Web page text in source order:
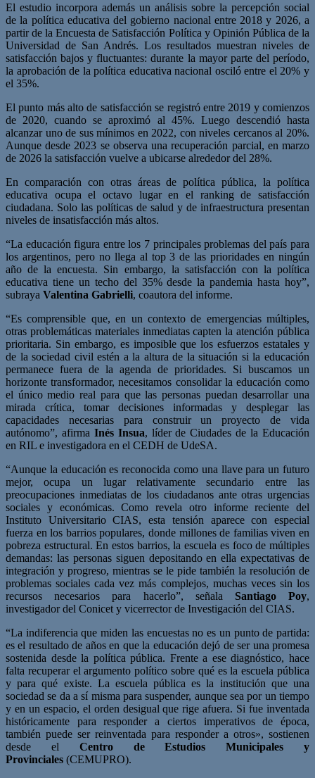
El estudio incorpora además un análisis sobre la percepción social
de la política educativa del gobierno nacional entre 2018 y 2026, a
partir de la Encuesta de Satisfacción Política y Opinión Pública de la
Universidad de San Andrés. Los resultados muestran niveles de
satisfacción bajos y fluctuantes: durante la mayor parte del período,
la aprobación de la política educativa nacional osciló entre el 20% y
el 35%.
El punto más alto de satisfacción se registró entre 2019 y comienzos
de 2020, cuando se aproximó al 45%. Luego descendió hasta
alcanzar uno de sus mínimos en 2022, con niveles cercanos al 20%.
Aunque desde 2023 se observa una recuperación parcial, en marzo
de 2026 la satisfacción vuelve a ubicarse alrededor del 28%.
En comparación con otras áreas de política pública, la política
educativa ocupa el octavo lugar en el ranking de satisfacción
ciudadana. Solo las políticas de salud y de infraestructura presentan
niveles de insatisfacción más altos.
“La educación figura entre los 7 principales problemas del país para
los argentinos, pero no llega al top 3 de las prioridades en ningún
año de la encuesta. Sin embargo, la satisfacción con la política
educativa tiene un techo del 35% desde la pandemia hasta hoy”,
subraya Valentina Gabrielli, coautora del informe.
“Es comprensible que, en un contexto de emergencias múltiples,
otras problemáticas materiales inmediatas capten la atención pública
prioritaria. Sin embargo, es imposible que los esfuerzos estatales y
de la sociedad civil estén a la altura de la situación si la educación
permanece fuera de la agenda de prioridades. Si buscamos un
horizonte transformador, necesitamos consolidar la educación como
el único medio real para que las personas puedan desarrollar una
mirada crítica, tomar decisiones informadas y desplegar las
capacidades necesarias para construir un proyecto de vida
autónomo”, afirma Inés Insua, líder de Ciudades de la Educación
en RIL e investigadora en el CEDH de UdeSA.
“Aunque la educación es reconocida como una llave para un futuro
mejor, ocupa un lugar relativamente secundario entre las
preocupaciones inmediatas de los ciudadanos ante otras urgencias
sociales y económicas. Como revela otro informe reciente del
Instituto Universitario CIAS, esta tensión aparece con especial
fuerza en los barrios populares, donde millones de familias viven en
pobreza estructural. En estos barrios, la escuela es foco de múltiples
demandas: las personas siguen depositando en ella expectativas de
integración y progreso, mientras se le pide también la resolución de
problemas sociales cada vez más complejos, muchas veces sin los
recursos necesarios para hacerlo”, señala Santiago Poy,
investigador del Conicet y vicerrector de Investigación del CIAS.
“La indiferencia que miden las encuestas no es un punto de partida:
es el resultado de años en que la educación dejó de ser una promesa
sostenida desde la política pública. Frente a ese diagnóstico, hace
falta recuperar el argumento político sobre qué es la escuela pública
y para qué existe. La escuela pública es la institución que una
sociedad se da a sí misma para suspender, aunque sea por un tiempo
y en un espacio, el orden desigual que rige afuera. Si fue inventada
históricamente para responder a ciertos imperativos de época,
también puede ser reinventada para responder a otros», sostienen
desde el Centro de Estudios Municipales y
Provinciales (CEMUPRO).